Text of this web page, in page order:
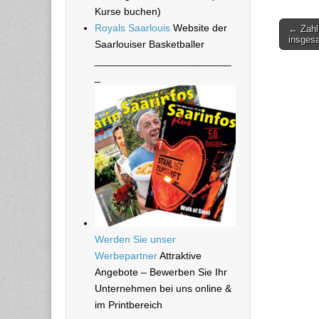
← Zahl
Kurse buchen)
Royals Saarlouis Website der
Saarlouiser Basketballer
Werden Sie unser
WerbepartnerAttraktive
Angebote – Bewerben Sie Ihr
Unternehmen bei uns online &
im Printbereich